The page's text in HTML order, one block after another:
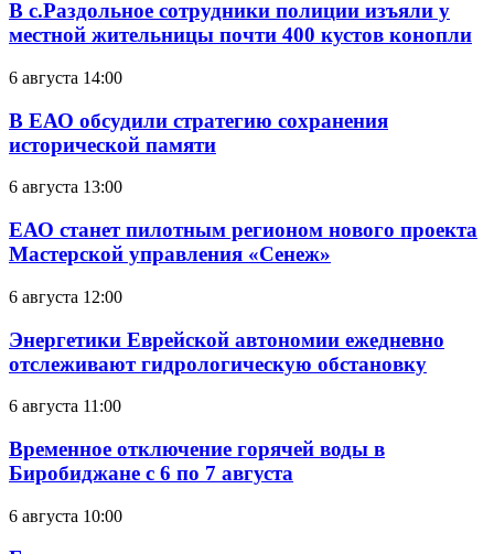
В с.Раздольное сотрудники полиции изъяли у
местной жительницы почти 400 кустов конопли
6 августа 14:00
В ЕАО обсудили стратегию сохранения
исторической памяти
6 августа 13:00
ЕАО станет пилотным регионом нового проекта
Мастерской управления «Сенеж»
6 августа 12:00
Энергетики Еврейской автономии ежедневно
отслеживают гидрологическую обстановку
6 августа 11:00
Временное отключение горячей воды в
Биробиджане с 6 по 7 августа
6 августа 10:00